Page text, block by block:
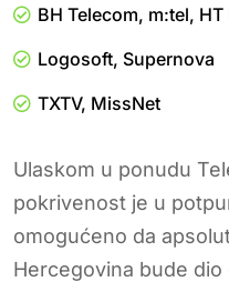
BH Telecom, m:tel,
Logosoft, Supernova
TXTV, MissNet
Ulaskom u ponudu
pokrivenost je u
omogućeno da
Hercegovina bude